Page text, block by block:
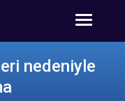
nedeniyle